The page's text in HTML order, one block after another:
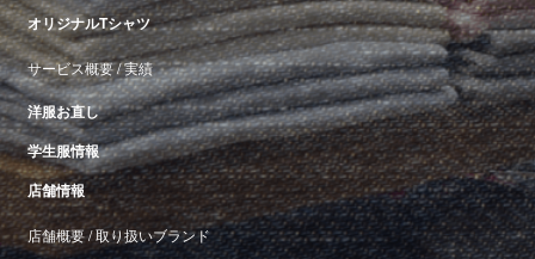
オリジナルTシャツ
サービス概要/実績
洋服お直し
学生服情報
店舗情報
店舗概要/取り扱いブランド